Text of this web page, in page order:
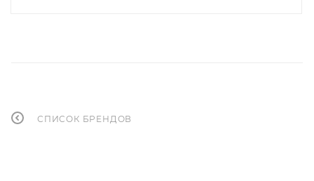
СПИСОК БРЕНДОВ